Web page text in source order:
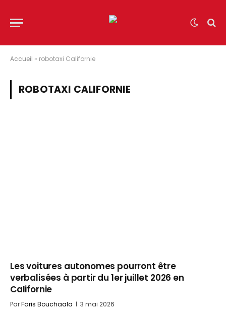
Accueil » robotaxi Californie
ROBOTAXI CALIFORNIE
Les voitures autonomes pourront être
verbalisées à partir du 1er juillet 2026 en
Californie
ParFaris Bouchaala 3 mai 2026